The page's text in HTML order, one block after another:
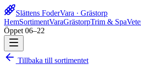
Slättens FoderVara · Grästorp
HemSortimentVaraGrästorpTrim & Spa
Öppet 06–22
Tillbaka till sortimentet